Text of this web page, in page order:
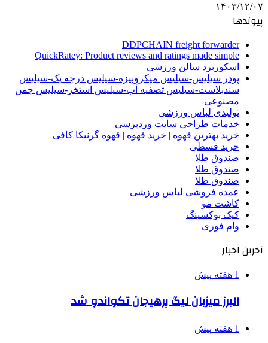
۱۴۰۳/۱۲/۰۷
پیوندها
DDPCHAIN freight forwarder
QuickRatey: Product reviews and ratings made simple
اسکوربرد سالن ورزشی
پودر سیلیس-سیلیس میکرونیزه-سیلیس درجه یک-سیلیس
سندبلاست-سیلیس تصفیه آب-سیلیس استخر-سیلیس چمن
مصنوعی
تولیدی لباس ورزشی
خدمات طراحی سایت وردپرسی
خرید بهترین قهوه | خرید قهوه | قهوه گرنیکا کافی
خرید قسطی
صندوق طلا
صندوق طلا
صندوق طلا
عمده فروشی لباس ورزشی
کاشت مو
کیک بوکسینگ
وام فوری
آخرین اخبار
1 هفته پیش
البرز میزبان لیگ پرهیجان تکواندو شد
1 هفته پیش